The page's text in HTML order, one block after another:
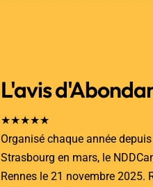
L'avis
★★★★★
Organisé chaque année
Strasbourg en mars, le
Rennes le 21 novembre 2025.